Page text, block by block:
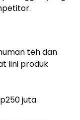
teh dan
lini produk
juta.